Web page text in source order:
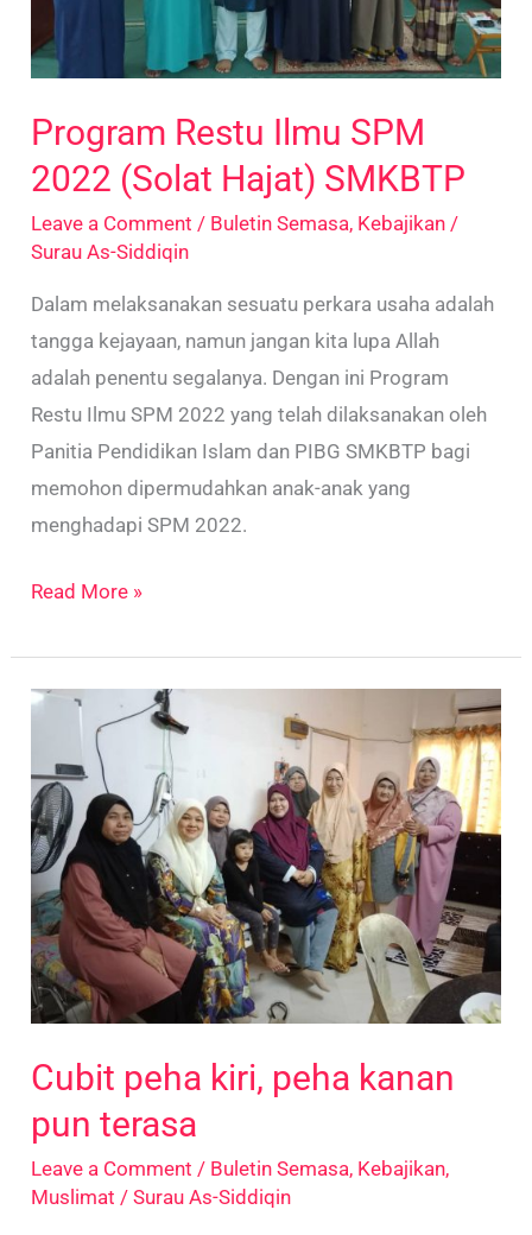
Program Restu Ilmu SPM
2022 (Solat Hajat) SMKBTP
Leave a Comment / Buletin Semasa, Kebajikan /
Surau As-Siddiqin
Dalam melaksanakan sesuatu perkara usaha adalah
tangga kejayaan, namun jangan kita lupa Allah
adalah penentu segalanya. Dengan ini Program
Restu Ilmu SPM 2022 yang telah dilaksanakan oleh
Panitia Pendidikan Islam dan PIBG SMKBTP bagi
memohon dipermudahkan anak-anak yang
menghadapi SPM 2022.
Read More »
Cubit peha kiri, peha kanan
pun terasa
Leave a Comment / Buletin Semasa, Kebajikan,
Muslimat /Surau As-Siddiqin
Cubit
kiri,
peha
kanan
pun
terasa